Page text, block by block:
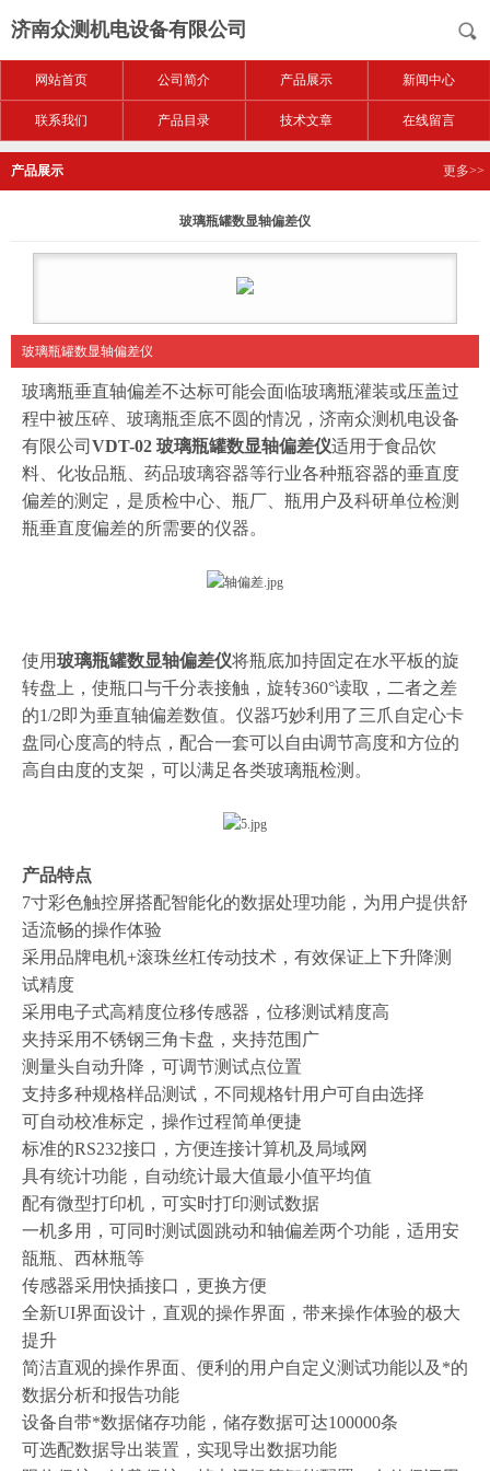
济南众测机电设备有限公司
网站首页 公司简介 产品展示 新闻中心
联系我们 产品目录 技术文章 在线留言
产品展示 更多>>
玻璃瓶罐数显轴偏差仪
玻璃瓶罐数显轴偏差仪
玻璃瓶垂直轴偏差不达标可能会面临玻璃瓶灌装或压盖过
程中被压碎、玻璃瓶歪底不圆的情况，济南众测机电设备
有限公司 VDT-02 玻璃瓶罐数显轴偏差仪适用于食品饮
料、化妆品瓶、药品玻璃容器等行业各种瓶容器的垂直度
偏差的测定，是质检中心、瓶厂、瓶用户及科研单位检测
瓶垂直度偏差的所需要的仪器。
使用玻璃瓶罐数显轴偏差仪将瓶底加持固定在水平板的旋
转盘上，使瓶口与千分表接触，旋转360°读取，二者之差
的1/2即为垂直轴偏差数值。仪器巧妙利用了三爪自定心卡
盘同心度高的特点，配合一套可以自由调节高度和方位的
高自由度的支架，可以满足各类玻璃瓶检测。
产品特点
7寸彩色触控屏搭配智能化的数据处理功能，为用户提供舒
适流畅的操作体验
采用品牌电机+滚珠丝杠传动技术，有效保证上下升降测
试精度
采用电子式高精度位移传感器，位移测试精度高
夹持采用不锈钢三角卡盘，夹持范围广
测量头自动升降，可调节测试点位置
支持多种规格样品测试，不同规格针用户可自由选择
可自动校准标定，操作过程简单便捷
标准的RS232接口，方便连接计算机及局域网
具有统计功能，自动统计最大值最小值平均值
配有微型打印机，可实时打印测试数据
一机多用，可同时测试圆跳动和轴偏差两个功能，适用安
瓿瓶、西林瓶等
传感器采用快插接口，更换方便
全新UI界面设计，直观的操作界面，带来操作体验的极大
提升
简洁直观的操作界面、便利的用户自定义测试功能以及*的
数据分析和报告功能
设备自带*数据储存功能，储存数据可达100000条
可选配数据导出装置，实现导出数据功能